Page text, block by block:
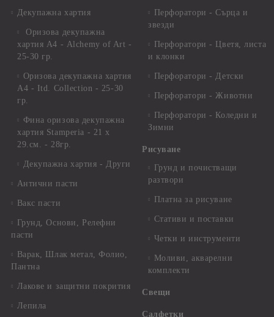
Декупажна хартия
Оризова декупажна
хартия А4 - Alchemy of Art -
25-30 гр.
Оризова декупажна хартия
А4 - Itd. Collection - 25-30
гр.
Фина оризова декупажна
хартия Stamperia - 21 х
29.см. - 28гр.
Декупажна хартия - Други
Антични пасти
Вакс пасти
Грунд, Основи, Релефни
пасти
Варак, Шлак метал, Фолио,
Пантна
Лакове и защитни покрития
Лепила
Перфоратори - Сърца и
звезди
Перфоратори - Цветя, листа
и клонки
Перфоратори - Детски
Перфоратори - Животни
Перфоратори - Коледни и
Зимни
Рисуване
Грунд и почистващи
разтвори
Платна за рисуване
Стативи и поставки
Четки и инструменти
Моливи, акварелни
комплекти
Свещи
Салфетки